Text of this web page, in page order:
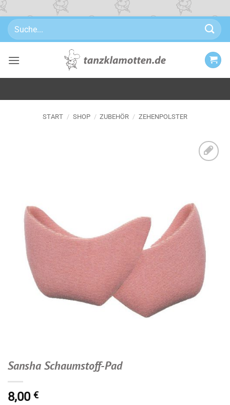
Zum
Inhalt
Suchen
nach:
START / SHOP / ZUBEHÖR / ZEHENPOLSTER
Sansha Schaumstoff-Pad
8,00 €